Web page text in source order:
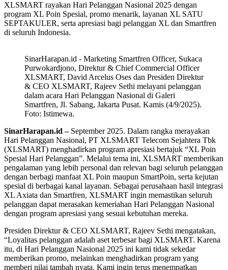
XLSMART rayakan Hari Pelanggan Nasional 2025 dengan
program XL Poin Spesial, promo menarik, layanan XL SATU
SEPTAKULER, serta apresiasi bagi pelanggan XL dan Smartfren
di seluruh Indonesia.
SinarHarapan.id - Marketing Smartfren Officer, Sukaca
Purwokardjono, Direktur & Chief Commercial Officer
XLSMART, David Arcelus Oses dan Presiden Direktur
& CEO XLSMART, Rajeev Sethi melayani pelanggan
dalam acara Hari Pelanggan Nasional di Galeri
Smartfren, Jl. Sabang, Jakarta Pusat. Kamis (4/9/2025).
Foto: Istimewa.
SinarHarapan.id –September 2025. Dalam rangka merayakan
Hari Pelanggan Nasional, PT XLSMART Telecom Sejahtera Tbk
(XLSMART) menghadirkan program apresiasi bertajuk “XL Poin
Spesial Hari Pelanggan”. Melalui tema ini, XLSMART memberikan
pengalaman yang lebih personal dan relevan bagi seluruh pelanggan
dengan berbagi manfaat XL Poin maupun SmartPoin, serta kejutan
spesial di berbagai kanal layanan. Sebagai perusahaan hasil integrasi
XL Axiata dan Smartfren, XLSMART ingin memastikan seluruh
pelanggan dapat merasakan kemeriahan Hari Pelanggan Nasional
dengan program apresiasi yang sesuai kebutuhan mereka.
Presiden Direktur & CEO XLSMART, Rajeev Sethi mengatakan,
“Loyalitas pelanggan adalah aset terbesar bagi XLSMART. Karena
itu, di Hari Pelanggan Nasional 2025 ini kami tidak sekedar
memberikan promo, melainkan menghadirkan program yang
memberi nilai tambah nyata. Kami ingin terus menempatkan